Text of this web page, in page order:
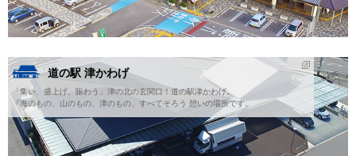
道の駅 津かわげ
「集い、盛上げ、賑わう」津の北の玄関口！道の駅津かわげ。
『海のもの、山のもの、津のもの、すべてそろう 憩いの場所です。